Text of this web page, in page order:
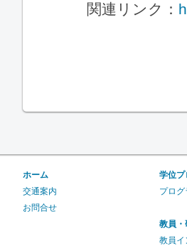
関連リンク：
ホーム
交通案内
お問合せ
学位プ
プロ
教員・
教員イ